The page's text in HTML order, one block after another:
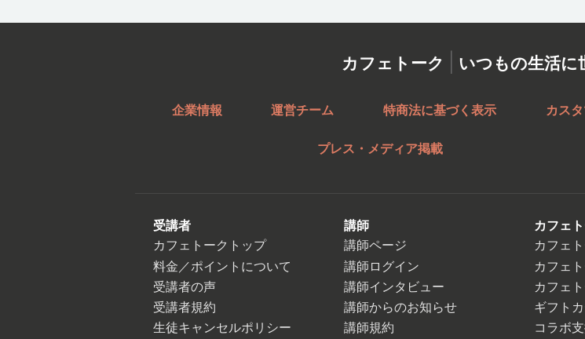
カフェトーク | いつもの生活に
企業情報 運営チーム 特商法に基づく表示 カス
プレス・メディア掲載
受講者
カフェトークトップ
料金／ポイントについて
受講者の声
受講者規約
生徒キャンセルポリシー
講師
講師ページ
講師ログイン
講師インタビュー
講師からのお知らせ
講師規約
カフェ
カフェ
カフェ
カフェ
ギフト
コラボ